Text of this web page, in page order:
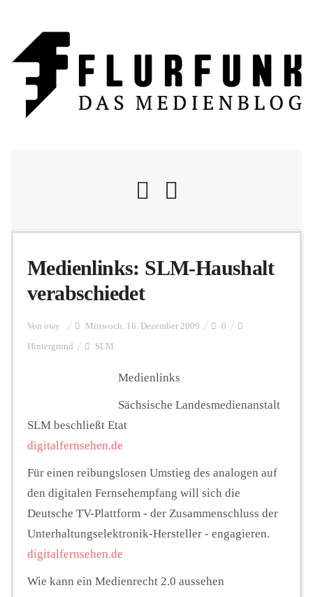
Nachrichten
Flurschelte
Hintergrund
Podcast
Seminare
Medienlinks: SLM-Haushalt
verabschiedet
Von owy Mittwoch, 16. Dezember 2009 0
Hintergrund SLM
Medienlinks
Sächsische Landesmedienanstalt
SLM beschließt Etat
digitalfernsehen.de
Für einen reibungslosen Umstieg des analogen auf
den digitalen Fernsehempfang will sich die
Deutsche TV-Plattform - der Zusammenschluss der
Unterhaltungselektronik-Hersteller - engagieren.
digitalfernsehen.de
Wie kann ein Medienrecht 2.0 aussehen